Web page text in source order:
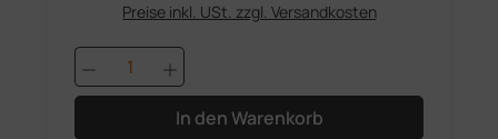
Preise inkl. USt. zzgl. Versandkosten
Produkt Anzahl: Gib den
In den Warenkorb